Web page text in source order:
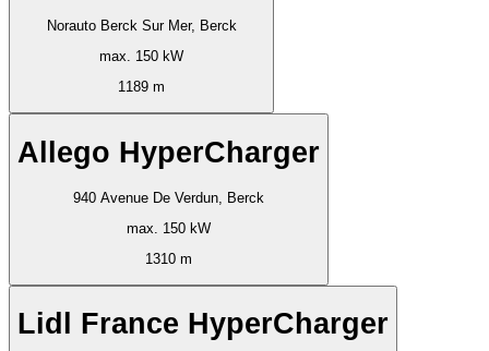
Norauto Berck Sur Mer, Berck
max. 150 kW
1189 m
Allego HyperCharger
940 Avenue De Verdun, Berck
max. 150 kW
1310 m
Lidl France HyperCharger